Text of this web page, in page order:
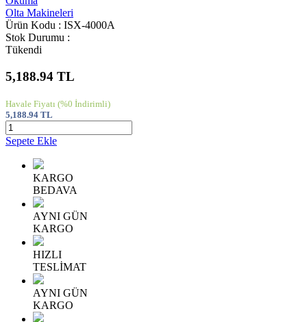
Olta Makineleri
Ürün Kodu : ISX-4000A
Stok Durumu :
Tükendi
5,188.94 TL
Havale Fiyatı (%0 İndirimli)
5,188.94 TL
Sepete Ekle
KARGO
BEDAVA
AYNI GÜN
KARGO
HIZLI
TESLİMAT
AYNI GÜN
KARGO